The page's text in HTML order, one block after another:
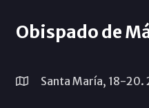
Obispado de
Santa María, 18-20.